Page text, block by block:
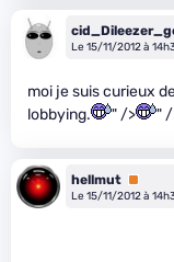
Le 15/11/2012 à
moi je suis curieux
lobbying.
" /> "
hellmut Premium
Le 15/11/2012 à